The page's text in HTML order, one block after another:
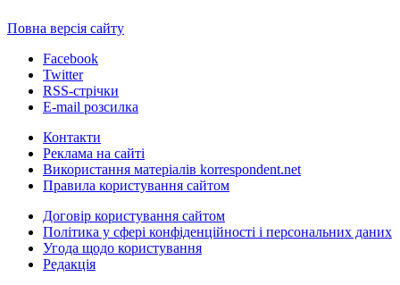
Повна версія сайту
Facebook
Twitter
RSS-стрічки
E-mail розсилка
Контакти
Реклама на сайті
Використання матеріалів korrespondent.net
Правила користування сайтом
Договір користування сайтом
Політика у сфері конфіденційності і персональних даних
Угода щодо користування
Редакція